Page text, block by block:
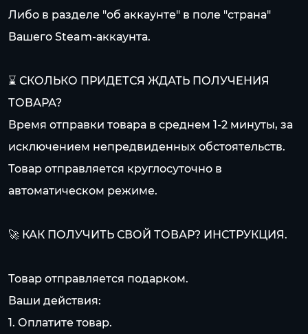
Либо в разделе "об аккаунте" в поле "страна"
Вашего Steam-аккаунта.
⌛ СКОЛЬКО ПРИДЕТСЯ ЖДАТЬ ПОЛУЧЕНИЯ
ТОВАРА?
Время отправки товара в среднем 1-2 минуты, за
исключением непредвиденных обстоятельств.
Товар отправляется круглосуточно в
автоматическом режиме.
🚀 КАК ПОЛУЧИТЬ СВОЙ ТОВАР? ИНСТРУКЦИЯ.
Товар отправляется подарком.
Ваши действия:
1. Оплатите товар.